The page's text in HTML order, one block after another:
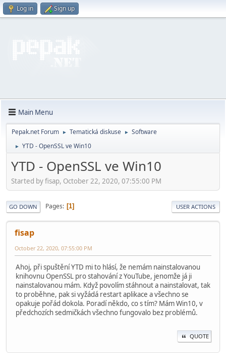
Log in Sign up
Main Menu
Pepak.net Forum ► Tematická diskuse ► Software
► YTD - OpenSSL ve Win10
YTD - OpenSSL ve Win10
Started by fisap, October 22, 2020, 07:55:00 PM
GO DOWN Pages 1 USER ACTIONS
fisap
October 22, 2020, 07:55:00 PM
Ahoj, při spuštění YTD mi to hlásí, že nemám nainstalovanou
knihovnu OpenSSL pro stahování z YouTube, jenomže já ji
nainstalovanou mám. Když povolím stáhnout a nainstalovat, tak
to proběhne, pak si vyžádá restart aplikace a všechno se
opakuje pořád dokola. Poradí někdo, co s tím? Mám Win10, v
předchozích sedmičkách všechno fungovalo bez problémů.
QUOTE